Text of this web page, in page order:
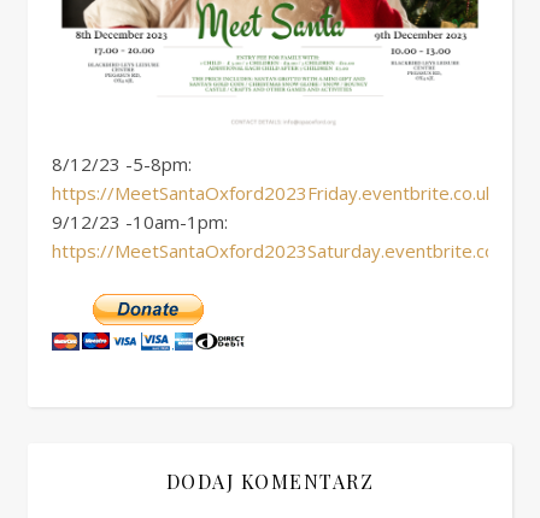
8/12/23 -5-8pm:
https://MeetSantaOxford2023Friday.eventbrite.co.uk
9/12/23 -10am-1pm:
https://MeetSantaOxford2023Saturday.eventbrite.co.uk
DODAJ KOMENTARZ